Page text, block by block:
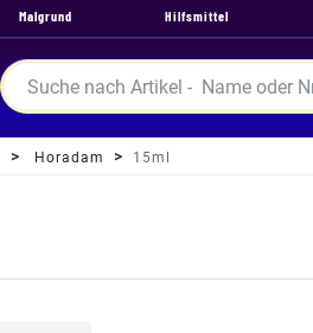
Malgrund Hilfsmittel
Horadam 15ml